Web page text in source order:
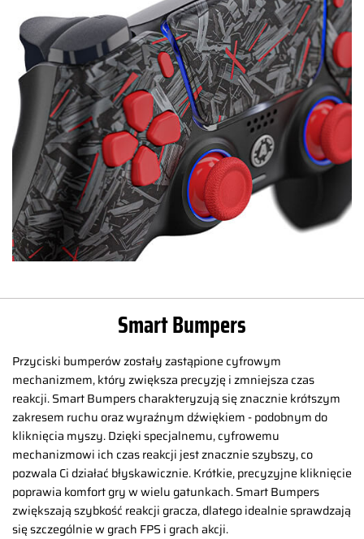
Smart Bumpers
Przyciski bumperów zostały zastąpione cyfrowym
mechanizmem, który zwiększa precyzję i zmniejsza czas
reakcji. Smart Bumpers charakteryzują się znacznie krótszym
zakresem ruchu oraz wyraźnym dźwiękiem - podobnym do
kliknięcia myszy. Dzięki specjalnemu, cyfrowemu
mechanizmowi ich czas reakcji jest znacznie szybszy, co
pozwala Ci działać błyskawicznie. Krótkie, precyzyjne kliknięcie
poprawia komfort gry w wielu gatunkach. Smart Bumpers
zwiększają szybkość reakcji gracza, dlatego idealnie sprawdzają
się szczególnie w grach FPS i grach akcji.